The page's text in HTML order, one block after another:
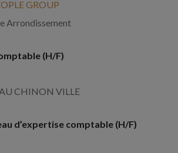
GROUP
Arrondissement
(H/F)
CHINON VILLE
d’expertise comptable (H/F)